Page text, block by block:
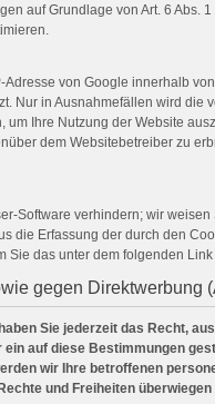
auf Grundlage von Art. 6 Abs.
von Google innerhalb
Nur in Ausnahmefällen wird
Ihre Nutzung der Website
dem Websitebetreiber zu
Software verhindern; wir
Erfassung der durch den
das unter dem folgenden
gegen Direktwerbung
Sie jederzeit das Recht,
auf diese Bestimmungen
wir Ihre betroffenen
und Freiheiten